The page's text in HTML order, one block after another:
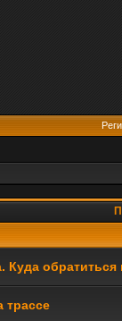
Куда
трассе